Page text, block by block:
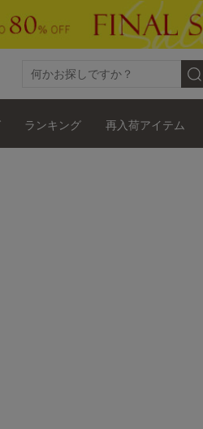
ランキング 再入荷アイテム